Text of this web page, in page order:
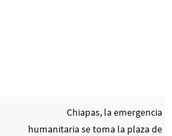
Chiapas, la emergencia
humanitaria se toma la plaza de